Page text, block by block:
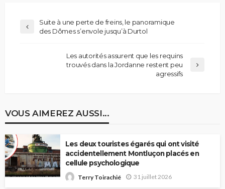
Suite à une perte de freins, le panoramique
des Dômes s’envole jusqu’à Durtol
Les autorités assurent que les requins
trouvés dans la Jordanne restent peu
agressifs
VOUS AIMEREZ AUSSI...
Les deux touristes égarés qui ont visité
accidentellement Montluçon placés en
cellule psychologique
Terry Toirachié 31 juillet 2026